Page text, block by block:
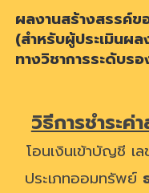
ผลงานสร้างสรรค์ข
(สำหรับผู้ประเมินผล
ทางวิชาการระดับรอ
วิธีการชำระค่
โอนเงินเข้าบัญชี เล
ประเภทออมทรัพย์